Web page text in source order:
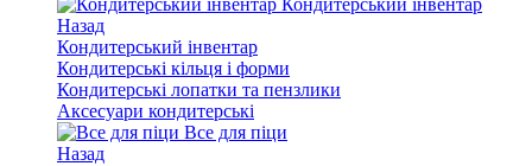
Назад
Кондитерський інвентар
Кондитерські кільця і форми
Кондитерські лопатки та пензлики
Аксесуари кондитерські
Все для піци
Назад